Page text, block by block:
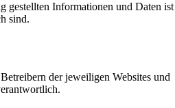
gestellten Informationen und Daten ist
sind.
der jeweiligen Websites und